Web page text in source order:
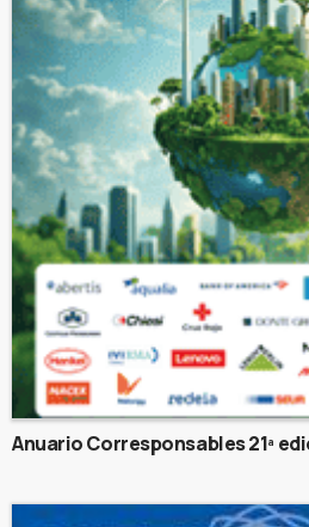
Anuario Corresponsables 21ª